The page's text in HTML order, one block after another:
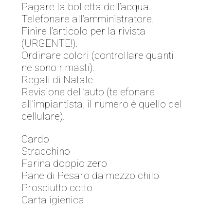
Pagare la bolletta dell’acqua.
Telefonare all’amministratore.
Finire l’articolo per la rivista
(URGENTE!).
Ordinare colori (controllare quanti
ne sono rimasti).
Regali di Natale…
Revisione dell’auto (telefonare
all’impiantista, il numero è quello del
cellulare).
Cardo
Stracchino
Farina doppio zero
Pane di Pesaro da mezzo chilo
Prosciutto cotto
Carta igienica